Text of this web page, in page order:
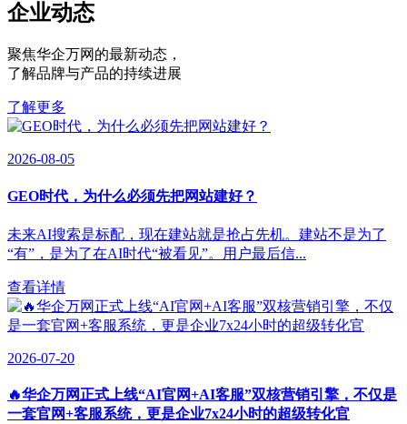
企业动态
聚焦华企万网的最新动态 ，
了解品牌与产品的持续进展
了解更多
2026-08-05
GEO时代，为什么必须先把网站建好？
未来AI搜索是标配，现在建站就是抢占先机。建站不是为了
“有”，是为了在AI时代“被看见”。用户最后信...
查看详情
2026-07-20
🔥华企万网正式上线“AI官网+AI客服”双核营销引擎，不仅是
一套官网+客服系统，更是企业7x24小时的超级转化官